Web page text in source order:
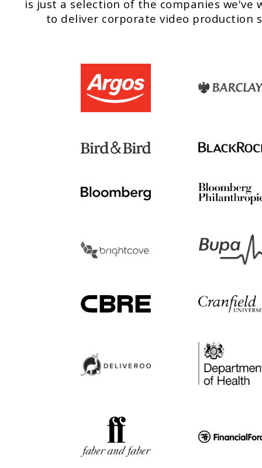
is just a selection of the companies we've
to deliver corporate video production